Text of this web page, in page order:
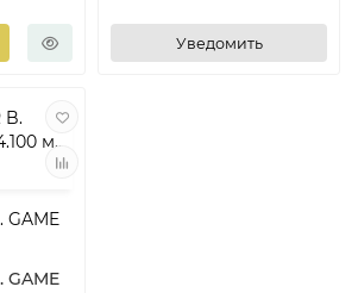
Уведомить
GAME
GAME